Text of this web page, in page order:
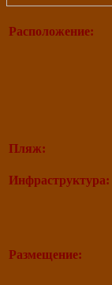
Расположение:
Пляж:
Инфраструктура:
Размещение: